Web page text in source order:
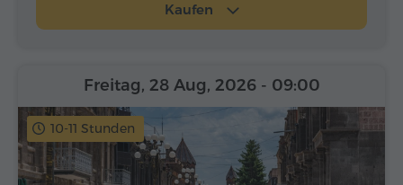
Kaufen
10-11 Stunden
Freitag, 28 Aug, 2026 - 09:00